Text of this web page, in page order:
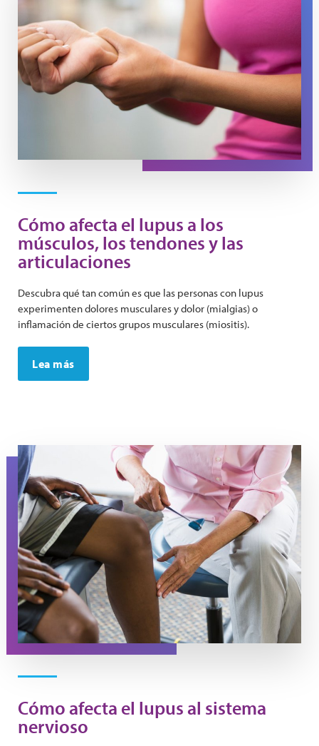
Cómo afecta el lupus a los
músculos, los tendones y las
articulaciones
Descubra qué tan común es que las personas con lupus
experimenten dolores musculares y dolor (mialgias) o
inflamación de ciertos grupos musculares (miositis).
Lea más
A man gets his reflexes checked during a doctor's
Cómo afecta el lupus al sistema
nervioso